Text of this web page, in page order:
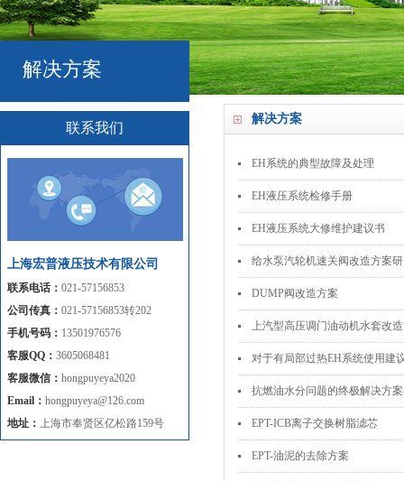
解决方案
EH系统的典型故障及处理
EH液压系统检修手册
EH液压系统大修维护建议书
给水泵汽轮机速关阀改造方案
DUMP阀改造方案
上汽型高压调门油动机水套改
对于有局部过热EH系统使用建
抗燃油水分问题的终极解决方
EPT-ICB离子交换树脂滤芯
EPT-油泥的去除方案
解决方案
联系我们
上海宏普液压技术有限公司
联系电话： 021-57156853
公司传真： 021-57156853转202
手机号码： 13501976576
客服QQ： 3605068481
客服微信： hongpuyeya2020
Email： hongpuyeya@126.com
地址： 上海市奉贤区亿松路159号